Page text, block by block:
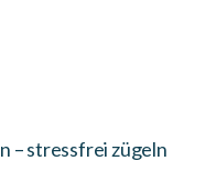
– stressfrei zügeln